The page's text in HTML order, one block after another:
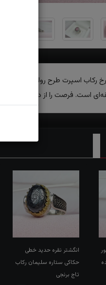
رکاب اسپرت طرح رولکسی،
است. فرصت را از دست ندهید و
انگشتر نقره حدید خطی
حکاکی ستاره سلیمان رکاب
تاج برنجی